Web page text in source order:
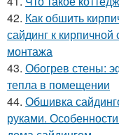
42. Как обшить
сайдинг к
монтажа
43. Обогрев стены:
тепла в помещении
44. Обшивка
руками.